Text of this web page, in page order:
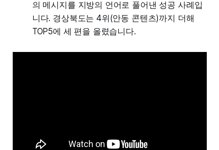
의 메시지를 지방의 언어로 풀어낸 성공 사례입
니다. 경상북도는 4위(안동 콘텐츠)까지 더해
TOP5에 세 편을 올렸습니다.